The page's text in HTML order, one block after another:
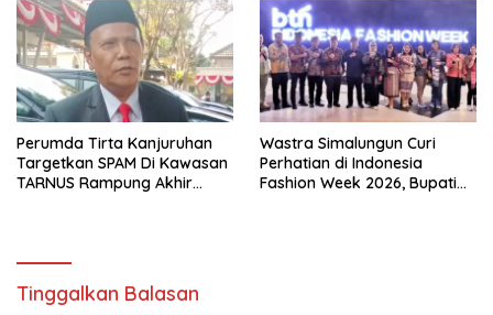
Mendatang
Perumda Tirta Kanjuruhan
Targetkan SPAM Di Kawasan
TARNUS Rampung Akhir
Wastra Simalungun Curi
Perhatian di Indonesia
Fashion Week 2026, Bupati
Tinggalkan Balasan